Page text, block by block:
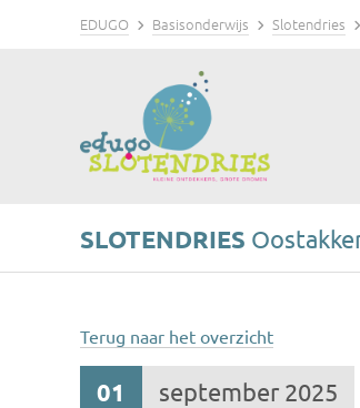
EDUGO Basisonderwijs Slotendries
SLOTENDRIES
Terug naar het overzicht
01 september 2025